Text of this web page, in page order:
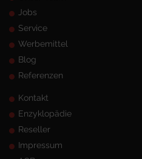
Jobs
Service
Werbemittel
Blog
Referenzen
Kontakt
Enzyklopädie
Reseller
Impressum